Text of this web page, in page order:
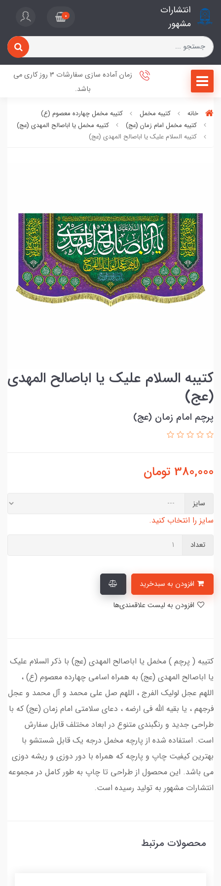
انتشارات
مشهور
0
زمان آماده سازی سفارشات 3 روز کاری می
باشد.
خانه کتیبه مخمل
کتیبه مخمل چهارده معصوم (ع)
کتیبه مخمل امام زمان (عج)
کتیبه مخمل یا اباصالح المهدی (عج)
کتیبه السلام علیک یا اباصالح المهدی (عج)
کتیبه السلام علیک یا اباصالح المهدی
(عج)
پرچم امام زمان (عج)
380,000 تومان
سایز
سایز را انتخاب کنید.
تعداد
کتیبه ( پرچم ) مخمل یا اباصالح المهدی (عج) با ذکر السلام علیک
یا اباصالح المهدی (عج) به همراه اسامی چهارده معصوم (ع) ،
اللهم عجل لولیک الفرج ، اللهم صل علی محمد و آل محمد و عجل
فرجهم ، یا بقیه الله فی ارضه ، دعای سلامتی امام زمان (عج) که با
طراحی جدید و رنگبندی متنوع در ابعاد مختلف قابل سفارش
است. استفاده شده از پارچه مخمل درجه یک قابل شستشو با
بهترین کیفیت چاپ و پارچه که همراه با دور دوزی و ریشه دوزی
می باشد. این محصول از طراحی تا چاپ به طور کامل در مجموعه
انتشارات مشهور به تولید رسیده است.
محصولات مرتبط